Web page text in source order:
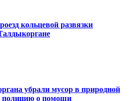
кольцевой развязки
убрали мусор в природной
полицию о помощи